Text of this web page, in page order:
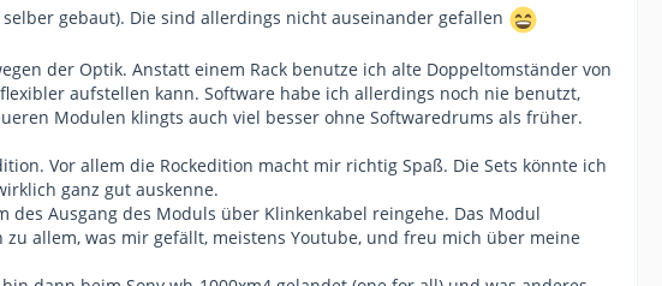
gebaut). Die sind allerdings nicht auseinander gefallen
der Optik. Anstatt einem Rack benutze ich alte Doppeltomständer von
aufstellen kann. Software habe ich allerdings noch nie benutzt,
Modulen klingts auch viel besser ohne Softwaredrums als früher.
Vor allem die Rockedition macht mir richtig Spaß. Die Sets könnte ich
ganz gut auskenne.
Ausgang des Moduls über Klinkenkabel reingehe. Das Modul
allem, was mir gefällt, meistens Youtube, und freu mich über meine